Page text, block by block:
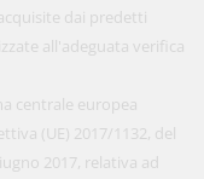
dai predetti
all'adeguata verifica
centrale europea
(UE) 2017/1132, del
2017, relativa ad